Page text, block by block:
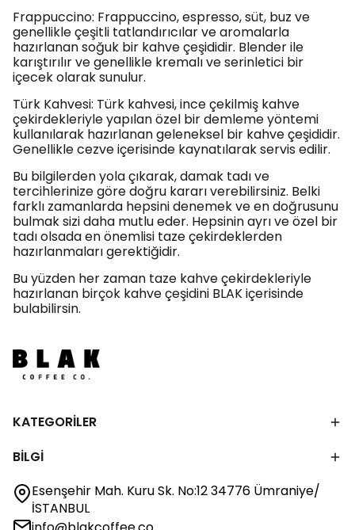
Frappuccino: Frappuccino, espresso, süt, buz ve
genellikle çeşitli tatlandırıcılar ve aromalarla
hazırlanan soğuk bir kahve çeşididir. Blender ile
karıştırılır ve genellikle kremalı ve serinletici bir
içecek olarak sunulur.
Türk Kahvesi: Türk kahvesi, ince çekilmiş kahve
çekirdekleriyle yapılan özel bir demleme yöntemi
kullanılarak hazırlanan geleneksel bir kahve çeşididir.
Genellikle cezve içerisinde kaynatılarak servis edilir.
Bu bilgilerden yola çıkarak, damak tadı ve
tercihlerinize göre doğru kararı verebilirsiniz. Belki
farklı zamanlarda hepsini denemek ve en doğrusunu
bulmak sizi daha mutlu eder. Hepsinin ayrı ve özel bir
tadı olsada en önemlisi taze çekirdeklerden
hazırlanmaları gerektiğidir.
Bu yüzden her zaman taze kahve çekirdekleriyle
hazırlanan birçok kahve çeşidini BLAK içerisinde
bulabilirsin.
KATEGORİLER
BİLGİ
Esenşehir Mah. Kuru Sk. No:12 34776 Ümraniye/
İSTANBUL